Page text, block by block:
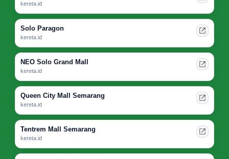
kereta.id
Solo Paragon
kereta.id
NEO Solo Grand Mall
kereta.id
Queen City Mall Semarang
kereta.id
Tentrem Mall Semarang
kereta.id